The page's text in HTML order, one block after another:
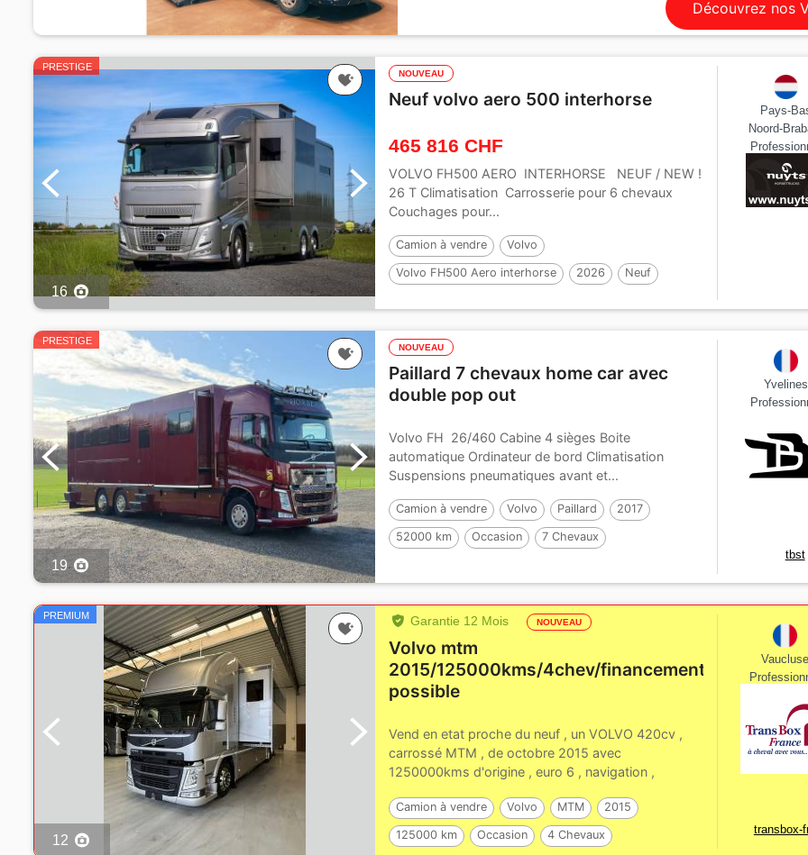
Découvrez nos
PRESTIGE
16
NOUVEAU
Neuf volvo aero 500 interhorse
465 816 CHF
VOLVO FH500 AERO INTERHORSE NEUF / NEW !
26 T Climatisation Carrosserie pour 6 chevaux
Couchages pour...
Camion à vendre Volvo
Volvo FH500 Aero interhorse 2026 Neuf
Pays-
Noord-
PRESTIGE
19
NOUVEAU
Paillard 7 chevaux home car avec
double pop out
Volvo FH 26/460 Cabine 4 sièges Boite
automatique Ordinateur de bord Climatisation
Suspensions pneumatiques avant et...
Camion à vendre Volvo Paillard 2017
52000 km Occasion 7 Chevaux
Yvelines
tbst
PREMIUM
12
Garantie 12 Mois NOUVEAU
Volvo mtm
2015/125000kms/4chev/financement
possible
Vend en etat proche du neuf , un VOLVO 420cv ,
carrossé MTM , de octobre 2015 avec
1250000kms d'origine , euro 6 , navigation ,
Camion à vendre Volvo MTM 2015
125000 km Occasion 4 Chevaux transbox-